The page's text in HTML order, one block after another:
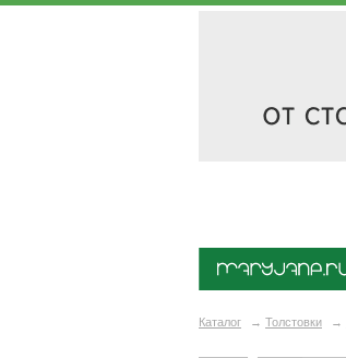
Каталог → Толстовки →